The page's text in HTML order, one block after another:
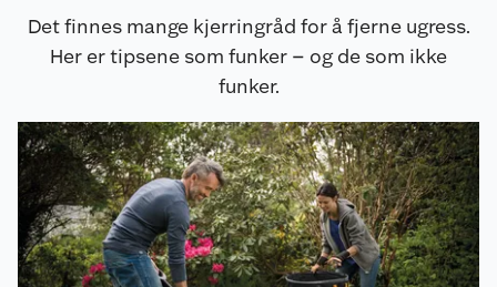
Det finnes mange kjerringråd for å fjerne ugress.
Her er tipsene som funker – og de som ikke
funker.